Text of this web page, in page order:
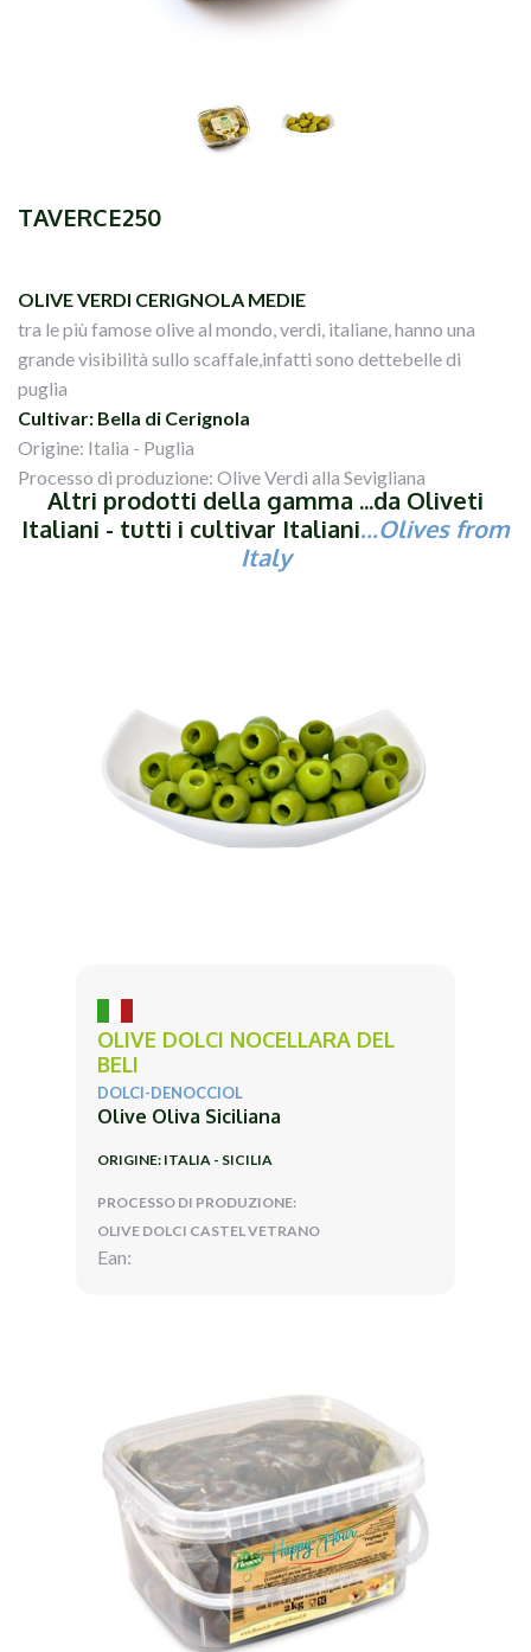
TAVERCE250
OLIVE VERDI CERIGNOLA MEDIE
tra le più famose olive al mondo, verdi, italiane, hanno una
grande visibilità sullo scaffale,infatti sono dettebelle di
puglia
Cultivar: Bella di Cerignola
Origine: Italia - Puglia
Processo di produzione: Olive Verdi alla Sevigliana
Altri prodotti della gamma ...da Oliveti
Italiani - tutti i cultivar Italiani...Olives from
Italy
OLIVE DOLCI NOCELLARA DEL
BELI
DOLCI-DENOCCIOL
Olive Oliva Siciliana
ORIGINE: ITALIA - SICILIA
PROCESSO DI PRODUZIONE:
OLIVE DOLCI CASTEL VETRANO
Ean: